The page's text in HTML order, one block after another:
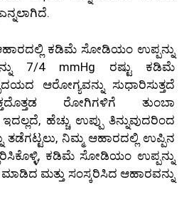
ಕಡಿಮೆ ಸೋಡಿಯಂ ಉಪ್ಪನ್ನು
7/4 mmHg ರಷ್ಟು ಕಡಿಮೆ
ಆರೋಗ್ಯವನ್ನು ಸುಧಾರಿಸುತ್ತದೆ
ರೋಗಿಗಳಿಗೆ ತುಂಬಾ
ಹೆಚ್ಚು ಉಪ್ಪು ತಿನ್ನುವುದರಿಂದ
ನಿಮ್ಮ ಆಹಾರದಲ್ಲಿ ಉಪ್ಪಿನ
ಕಡಿಮೆ ಸೋಡಿಯಂ ಉಪ್ಪನ್ನು
ಮತ್ತು ಸಂಸ್ಕರಿಸಿದ ಆಹಾರವನ್ನು